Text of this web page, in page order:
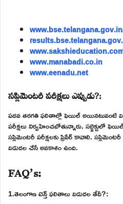
www.manabadi.co.in
www.eenadu.net
సప్లిమెంటరీ పరీక్షలు ఎప్పుడు?:
పదవ తరగతి ఫలితాల్లో ఫెయిల్ అయినటువంటి
పరీక్షలు నిర్వహించబోతున్నారు. సబ్జెక్టులో
సప్లిమెంటరీ పరీక్షలకు ప్రిపేర్ కావాలి.
విడుదల చేసే అవకాశం ఉంది.
FAQ’s:
1.తెలంగాణ టెన్త్ ఫలితాలు విడుదల తేదీ?: